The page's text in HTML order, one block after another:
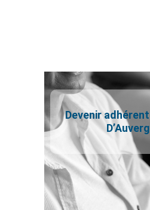
Devenir